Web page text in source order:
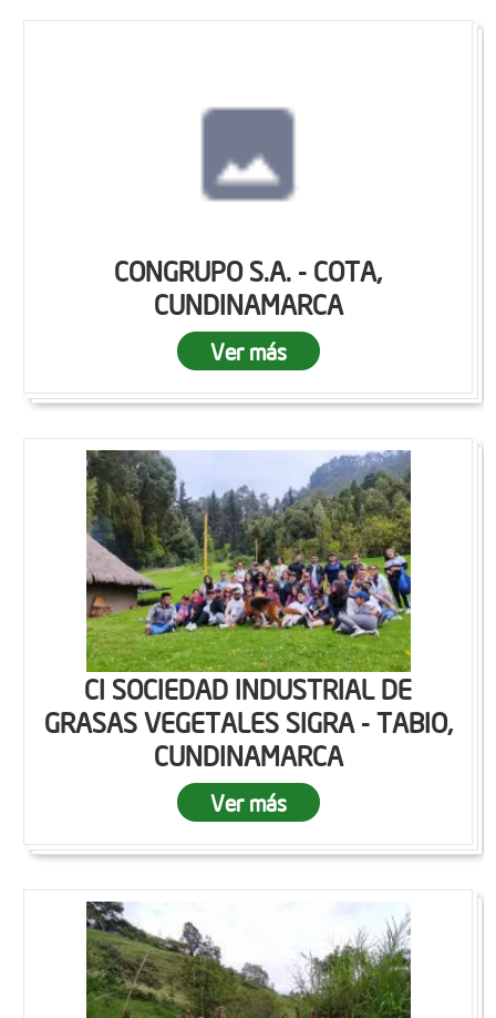
CONGRUPO S.A. - COTA,
CUNDINAMARCA
Ver más
CI SOCIEDAD INDUSTRIAL DE
GRASAS VEGETALES SIGRA - TABIO,
CUNDINAMARCA
Ver más